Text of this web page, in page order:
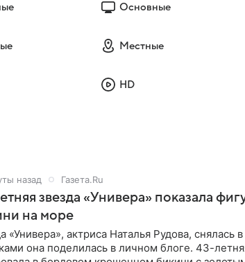
Основные
Местные
HD
назад Газета.Ru
звезда «Универа» показала
на море
«Универа», актриса Наталья Рудова, снялась
она поделилась в личном блоге. 43-